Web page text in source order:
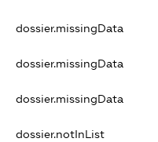
dossier.missingData
dossier.missingData
dossier.missingData
dossier.notInList